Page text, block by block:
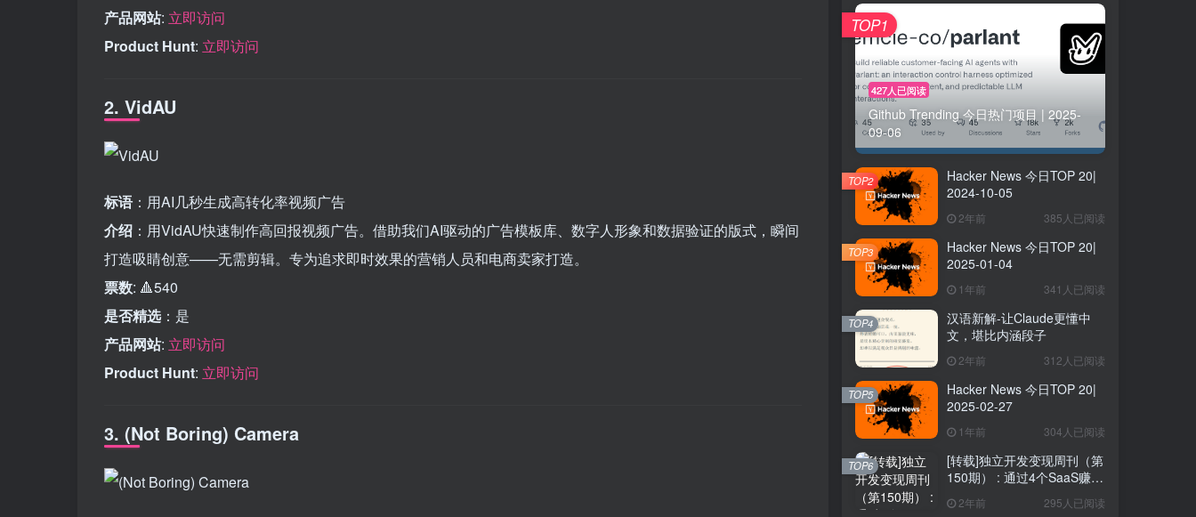
产品网站: 立即访问
Product Hunt: 立即访问
2. VidAU
标语 ：用AI几秒生成高转化率视频广告
介绍 ：用VidAU快速制作高回报视频广告。借助我们AI驱动的广告模板库、数字人形象和数据验证的版式，瞬间
打造吸睛创意——无需剪辑。专为追求即时效果的营销人员和电商卖家打造。
票数: 🔺540
是否精选：是
产品网站: 立即访问
Product Hunt: 立即访问
3. (Not Boring) Camera
14. AVGVSTO
15. Bearly Fit
17. Time Online
18. Ahrefs Alternative
19. AYETO
20. Expressive Animator
14. AVGVSTO
15. Bearly Fit
17. Time Online
18. Ahrefs Alternative
19. AYETO
20. Expressive Animator
427人已阅读
Github Trending 今日热门项目 | 2025-
09-06
TOP1
Hacker News 今日TOP 20|
2024-10-05
2年前 385人已阅读
TOP2
Hacker News 今日TOP 20|
2025-01-04
1年前 341人已阅读
TOP3
汉语新解-让Claude更懂中
文，堪比内涵段子
2年前 312人已阅读
TOP4
Hacker News 今日TOP 20|
2025-02-27
1年前 304人已阅读
TOP5
[转载]独立开发变现周刊（第
150期） : 通过4个SaaS赚取
2年前 295人已阅读
TOP6